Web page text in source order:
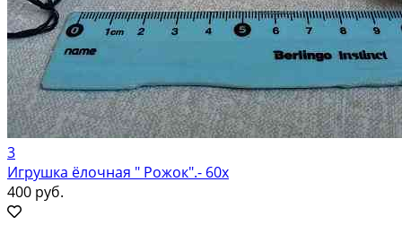
3
Игрушка ёлочная " Рожок".- 60х
400 руб.